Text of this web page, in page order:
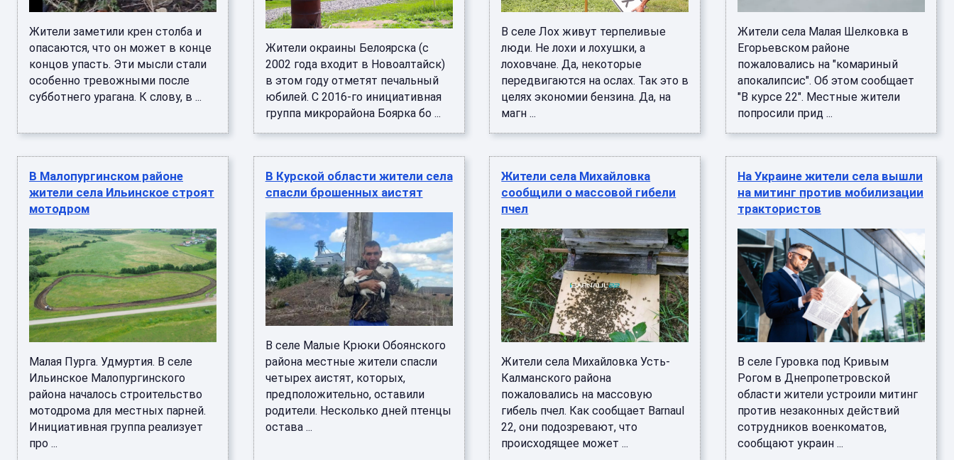
Жители заметили крен столба и
опасаются, что он может в конце
концов упасть. Эти мысли стали
особенно тревожными после
субботнего урагана. К слову, в ...
Жители окраины Белоярска (с
2002 года входит в Новоалтайск)
в этом году отметят печальный
юбилей. С 2016-го инициативная
группа микрорайона Боярка бо ...
В селе Лох живут терпеливые
люди. Не лохи и лохушки, а
лоховчане. Да, некоторые
передвигаются на ослах. Так это в
целях экономии бензина. Да, на
магн ...
Жители села Малая Шелковка в
Егорьевском районе
пожаловались на "комариный
апокалипсис". Об этом сообщает
"В курсе 22". Местные жители
попросили прид ...
В Малопургинском районе
жители села Ильинское строят
мотодром
Малая Пурга. Удмуртия. В селе
Ильинское Малопургинского
района началось строительство
мотодрома для местных парней.
Инициативная группа реализует
про ...
В Курской области жители села
спасли брошенных аистят
В селе Малые Крюки Обоянского
района местные жители спасли
четырех аистят, которых,
предположительно, оставили
родители. Несколько дней птенцы
остава ...
Жители села Михайловка
сообщили о массовой гибели
пчел
Жители села Михайловка Усть-
Калманского района
пожаловались на массовую
гибель пчел. Как сообщает Barnaul
22, они подозревают, что
происходящее может ...
На Украине жители села вышли
на митинг против мобилизации
трактористов
В селе Гуровка под Кривым
Рогом в Днепропетровской
области жители устроили митинг
против незаконных действий
сотрудников военкоматов,
сообщают украин ...